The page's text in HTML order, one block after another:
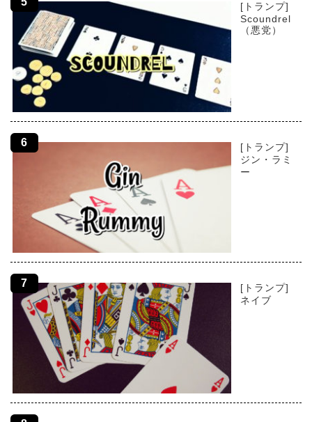
[トランプ]
Scoundrel
（悪党）
[トランプ]
ジン・ラミ
ー
[トランプ]
ネイブ